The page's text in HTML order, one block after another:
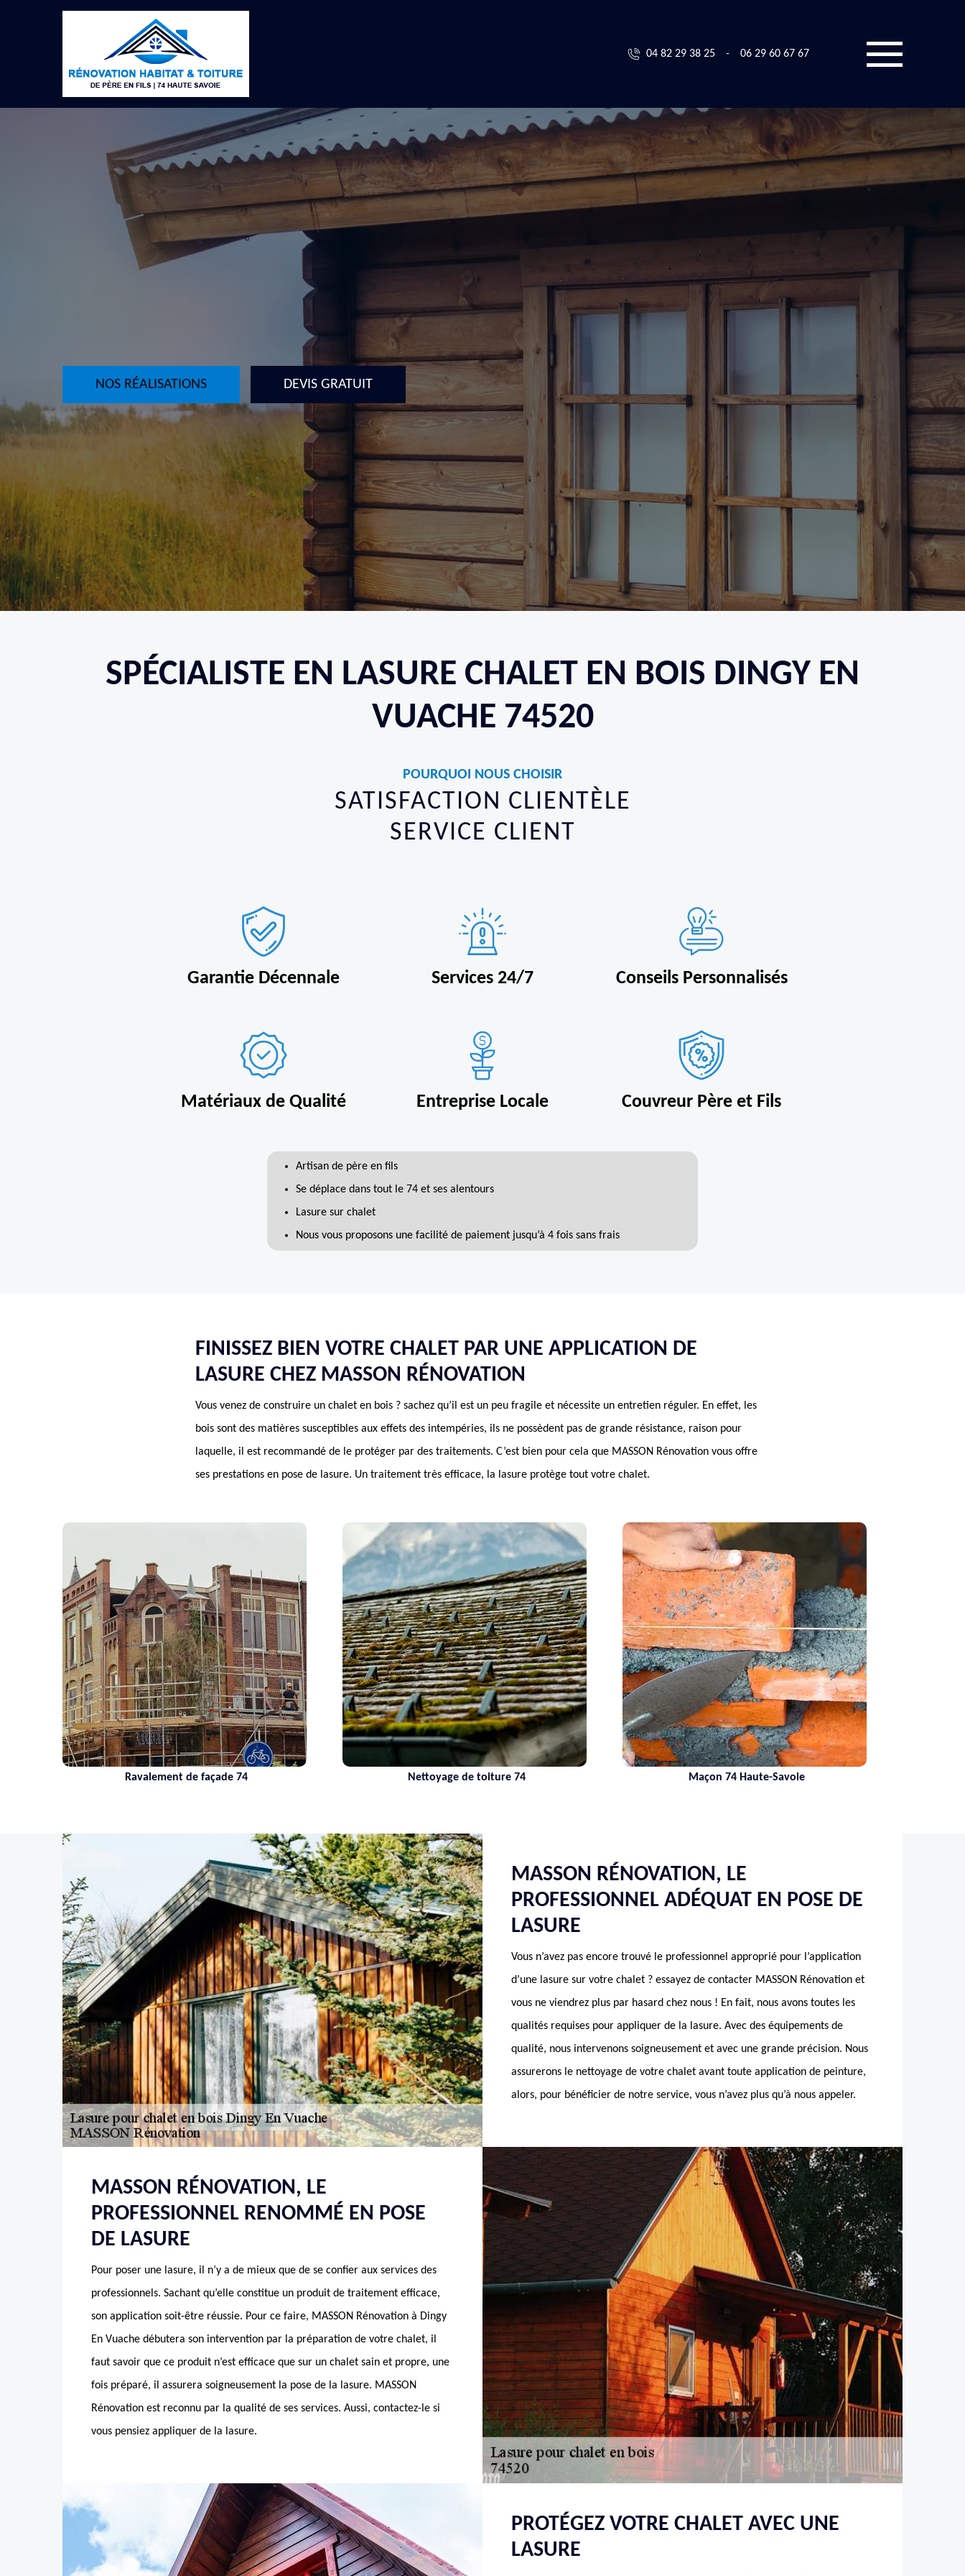
04 82 29 38 25 - 06 29 60 67 67
NOS RÉALISATIONS DEVIS GRATUIT
SPÉCIALISTE EN LASURE CHALET EN BOIS DINGY EN
VUACHE 74520
POURQUOI NOUS CHOISIR
SATISFACTION CLIENTÈLE
SERVICE CLIENT
Garantie Décennale Services 24/7 Conseils Personnalisés
Matériaux de Qualité Entreprise Locale Couvreur Père et Fils
Artisan de père en fils
Se déplace dans tout le 74 et ses alentours
Lasure sur chalet
Nous vous proposons une facilité de paiement jusqu’à 4 fois sans frais
FINISSEZ BIEN VOTRE CHALET PAR UNE APPLICATION DE
LASURE CHEZ MASSON RÉNOVATION
Vous venez de construire un chalet en bois ? sachez qu’il est un peu fragile et nécessite un entretien réguler. En effet, les
bois sont des matières susceptibles aux effets des intempéries, ils ne possèdent pas de grande résistance, raison pour
laquelle, il est recommandé de le protéger par des traitements. C’est bien pour cela que MASSON Rénovation vous offre
ses prestations en pose de lasure. Un traitement très efficace, la lasure protège tout votre chalet.
Nettoyage de toiture 74 Maçon 74 Haute-Savoie Nettoyage de terrasse 74
MASSON RÉNOVATION, LE
PROFESSIONNEL ADÉQUAT EN POSE DE
LASURE
Vous n’avez pas encore trouvé le professionnel approprié pour l’application
d’une lasure sur votre chalet ? essayez de contacter MASSON Rénovation et
vous ne viendrez plus par hasard chez nous ! En fait, nous avons toutes les
qualités requises pour appliquer de la lasure. Avec des équipements de
qualité, nous intervenons soigneusement et avec une grande précision. Nous
assurerons le nettoyage de votre chalet avant toute application de peinture,
alors, pour bénéficier de notre service, vous n’avez plus qu’à nous appeler.
MASSON RÉNOVATION, LE
PROFESSIONNEL RENOMMÉ EN POSE
DE LASURE
Pour poser une lasure, il n’y a de mieux que de se confier aux services des
professionnels. Sachant qu’elle constitue un produit de traitement efficace,
son application soit-être réussie. Pour ce faire, MASSON Rénovation à Dingy
En Vuache débutera son intervention par la préparation de votre chalet, il
faut savoir que ce produit n’est efficace que sur un chalet sain et propre, une
fois préparé, il assurera soigneusement la pose de la lasure. MASSON
Rénovation est reconnu par la qualité de ses services. Aussi, contactez-le si
vous pensiez appliquer de la lasure.
PROTÉGEZ VOTRE CHALET AVEC UNE
LASURE